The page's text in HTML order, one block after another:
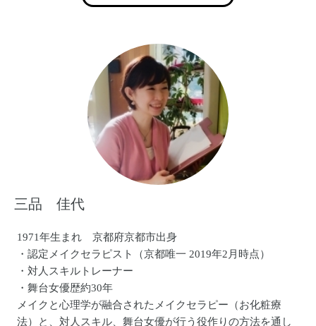
三品 佳代
1971年生まれ 京都府京都市出身
・認定メイクセラピスト（京都唯一 2019年2月時点）
・対人スキルトレーナー
・舞台女優歴約30年
メイクと心理学が融合されたメイクセラピー（お化粧療
法）と、対人スキル、舞台女優が行う役作りの方法を通し